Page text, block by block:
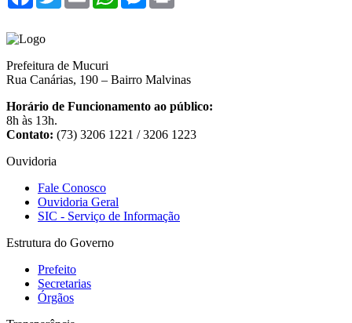
Prefeitura de Mucuri
Rua Canárias, 190 – Bairro Malvinas
Horário de Funcionamento ao público:
8h às 13h.
Contato: (73) 3206 1221 / 3206 1223
Ouvidoria
Fale Conosco
Ouvidoria Geral
SIC - Serviço de Informação
Estrutura do Governo
Prefeito
Secretarias
Órgãos